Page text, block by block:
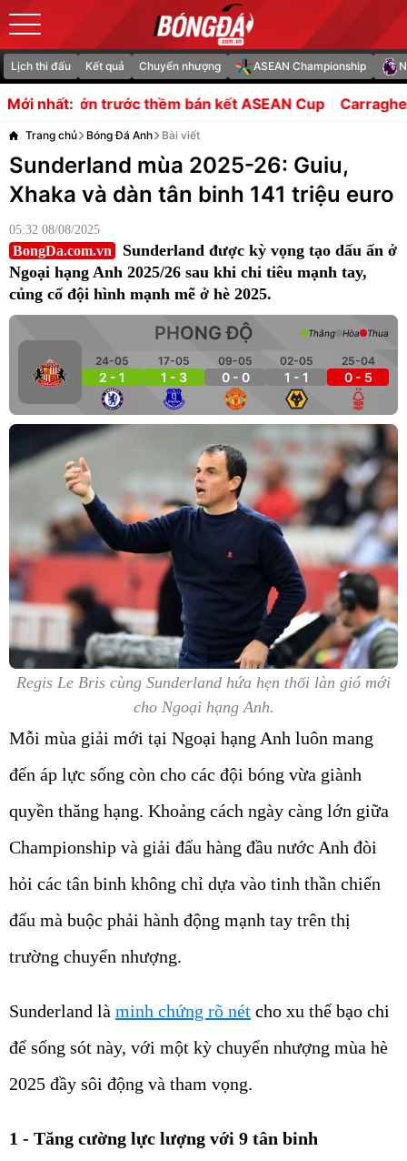
Lịch thi đấu Kết quả Chuyển nhượng ASEAN Championship
Mới nhất:thềm bán kết ASEAN Cup Carragher ấn tượng
Trang chủ Bóng Đá Anh Bài viết
Sunderland mùa 2025-26: Guiu,
Xhaka và dàn tân binh 141 triệu euro
05:32 08/08/2025
BongDa.com.vn
Sunderland được kỳ vọng tạo dấu ấn ở
Ngoại hạng Anh 2025/26 sau khi chi tiêu mạnh tay,
củng cố đội hình mạnh mẽ ở hè 2025.
PHONG ĐỘ
24-05
2 - 1
17-05
1 - 3
09-05
0 - 0
02-05
1 - 1
25-04
0 - 5
Thắng Hòa Thua
Regis Le Bris cùng Sunderland hứa hẹn thổi làn gió mới
cho Ngoại hạng Anh.
Mỗi mùa giải mới tại Ngoại hạng Anh luôn mang
đến áp lực sống còn cho các đội bóng vừa giành
quyền thăng hạng. Khoảng cách ngày càng lớn giữa
Championship và giải đấu hàng đầu nước Anh đòi
hỏi các tân binh không chỉ dựa vào tinh thần chiến
đấu mà buộc phải hành động mạnh tay trên thị
trường chuyển nhượng.
Sunderland là minh chứng rõ nét cho xu thế bạo chi
để sống sót này, với một kỳ chuyển nhượng mùa hè
2025 đầy sôi động và tham vọng.
1 - Tăng cường lực lượng với 9 tân binh